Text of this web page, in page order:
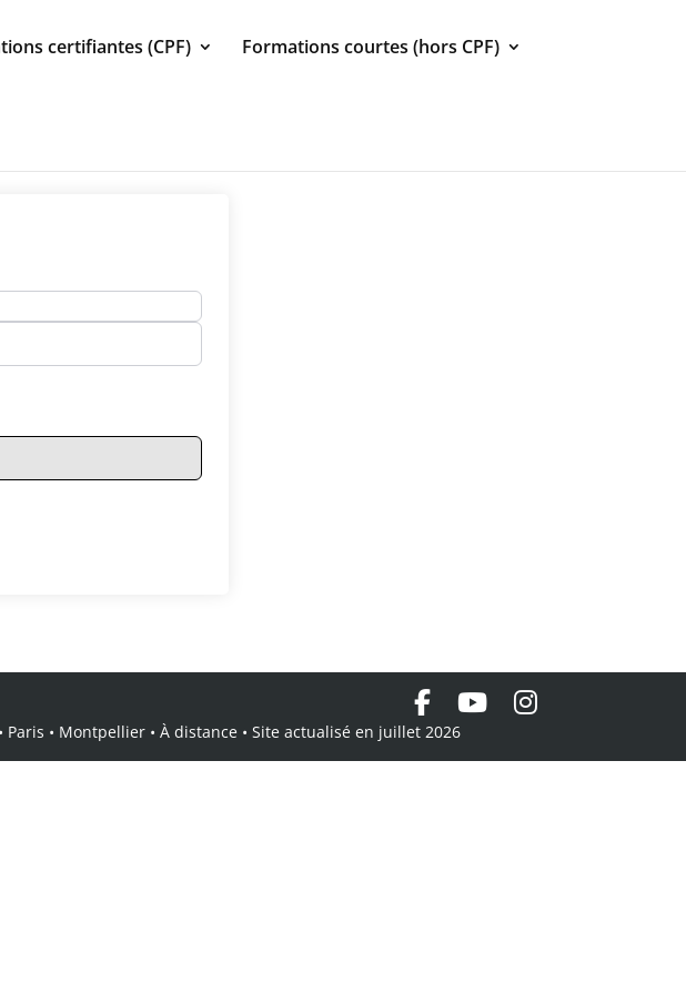
certifiantes (CPF) Formations courtes (hors CPF)
Paris • Montpellier • À distance • Site actualisé en juillet 2026